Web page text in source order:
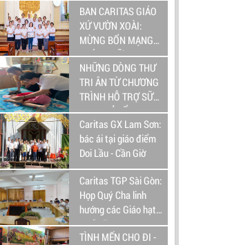
BAN CARITAS GIÁO
XỨ VƯỜN XOÀI:
MỪNG BỔN MẠNG
THÁNH NỮ MATTA
NHỮNG DÒNG THƯ
TRI ÂN TỪ CHƯƠNG
TRÌNH HỖ TRỢ SỮA
CHO TRẺ TỔN
THƯƠNG NÃO
Caritas GX Lam Sơn:
bác ái tại giáo điểm
Doi Lầu - Cần Giờ
Caritas TGP Sài Gòn:
Họp Quý Cha linh
hướng các Giáo hạt
cuối năm
TÌNH MẾN CHO ĐI -